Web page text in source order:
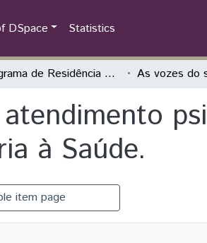
DSpace Statistics
Programa de Residência Multiprofissional em Saúde da Família
à Saúde.
item page